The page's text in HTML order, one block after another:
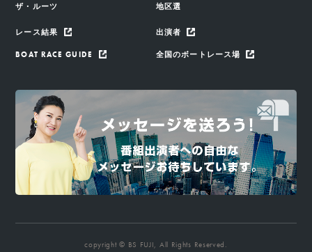
ザ・ルーツ 地区選
レース結果 出演者
BOAT RACE GUIDE 全国のボートレース場
copyright © BS FUJI, All Rights Reserved.